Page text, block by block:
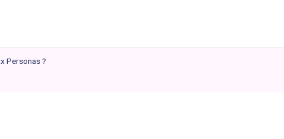
Personas ?